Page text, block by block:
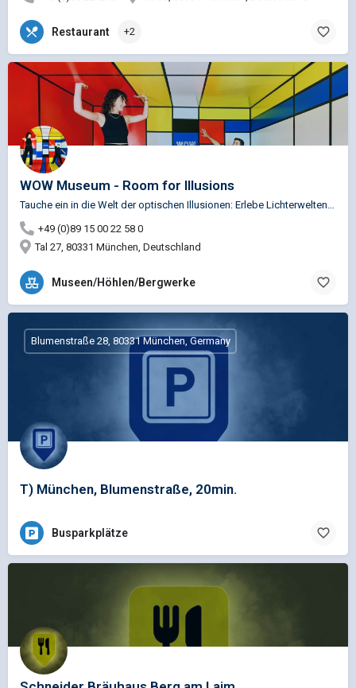
Restaurant +2
WOW Museum - Room for Illusions
+49 (0)89 15 00 22 58 0
Tal 27, 80331 München, Deutschland
Museen/Höhlen/Bergwerke
T) München, Blumenstraße, 20min.
Blumenstraße 28, 80331 München, Germany
Busparkplätze